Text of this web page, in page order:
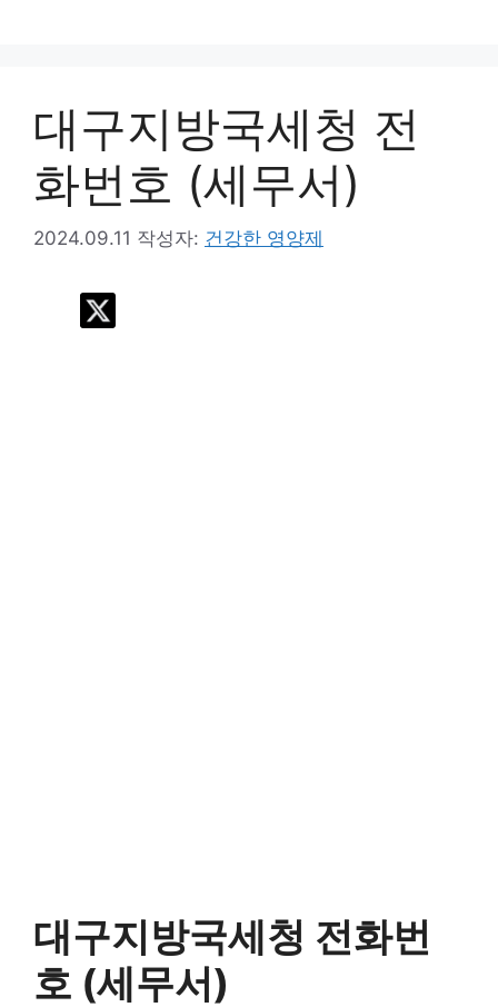
대구지방국세청 전
화번호 (세무서)
2024.09.11 작성자: 건강한 영양제
대구지방국세청 전화번
호 (세무서)